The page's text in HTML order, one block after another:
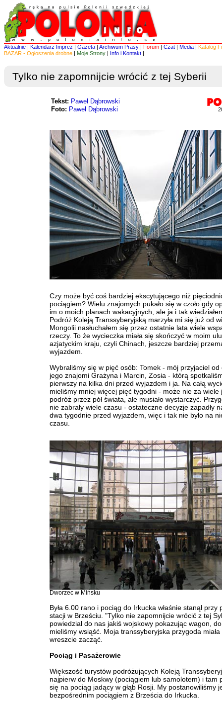
Aktualnie | Kalendarz Imprez | Gazeta | Archiwum Prasy | Forum | Czat | Media | Katalog
BAZAR - Ogłoszenia drobne | Moje Strony | Info i Kontakt |
Tylko nie zapomnijcie wrócić z tej Syberii
Tekst: Paweł Dąbrowski
Foto: Paweł Dąbrowski
Czy może być coś bardziej ekscytującego niż
pociągiem? Wielu znajomych pukało się w czoło gdy
im o moich planach wakacyjnych, ale ja i tak
Podróż Koleją Transsyberyjską marzyła mi się już od
Mongolii nasłuchałem się przez ostatnie lata wiele
rzeczy. To że wycieczka miała się skończyć w moim
azjatyckim kraju, czyli Chinach, jeszcze bardziej
wyjazdem.
Wybraliśmy się w pięć osób: Tomek - mój przyjaciel od
jego znajomi Grażyna i Marcin, Zosia - którą
pierwszy na kilka dni przed wyjazdem i ja. Na całą
mieliśmy mniej więcej pięć tygodni - może nie za wiele
podróż przez pół świata, ale musiało wystarczyć.
nie zabrały wiele czasu - ostateczne decyzje zapadły
dwa tygodnie przed wyjazdem, więc i tak nie było na
czasu.
Dworzec w Mińsku
Była 6.00 rano i pociąg do Irkucka właśnie stanął przy
stacji w Brześciu. "Tylko nie zapomnijcie wrócić z tej
powiedział do nas jakiś wojskowy pokazując wagon,
mieliśmy wsiąść. Moja transsyberyjska przygoda miała
wreszcie zacząć.
Pociąg i Pasażerowie
Większość turystów podróżujących Koleją
najpierw do Moskwy (pociągiem lub samolotem) i tam
się na pociąg jadący w głąb Rosji. My postanowiliśmy
bezpośrednim pociągiem z Brześcia do Irkucka.